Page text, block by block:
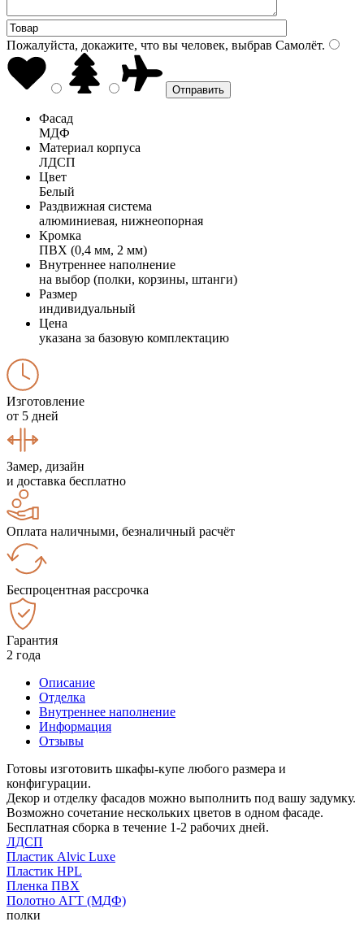
Пожалуйста, докажите, что вы человек, выбрав Самолёт.
Фасад
МДФ
Материал корпуса
ЛДСП
Цвет
Белый
Раздвижная система
алюминиевая, нижнеопорная
Кромка
ПВХ (0,4 мм, 2 мм)
Внутреннее наполнение
на выбор (полки, корзины, штанги)
Размер
индивидуальный
Цена
указана за базовую комплектацию
Изготовление
от 5 дней
Замер, дизайн
и доставка бесплатно
Оплата наличными, безналичный расчёт
Беспроцентная рассрочка
Гарантия
2 года
Описание
Отделка
Внутреннее наполнение
Информация
Отзывы
Готовы изготовить шкафы-купе любого размера и
конфигурации.
Декор и отделку фасадов можно выполнить под вашу задумку.
Возможно сочетание нескольких цветов в одном фасаде.
Бесплатная сборка в течение 1-2 рабочих дней.
ЛДСП
Пластик Alvic Luxe
Пластик HPL
Пленка ПВХ
Полотно АГТ (МДФ)
полки